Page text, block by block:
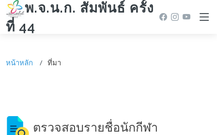
พ.จ.น.ก. สัมพันธ์ ครั้ง
ที่ 44
หน้าหลัก ที่มา
ตรวจสอบรายชื่อนักกีฬา